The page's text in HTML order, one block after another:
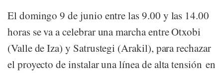
El domingo 9 de junio entre las 9.00 y las 14.00
horas se va a celebrar una marcha entre Otxobi
(Valle de Iza) y Satrustegi (Arakil), para rechazar
el proyecto de instalar una línea de alta tensión en